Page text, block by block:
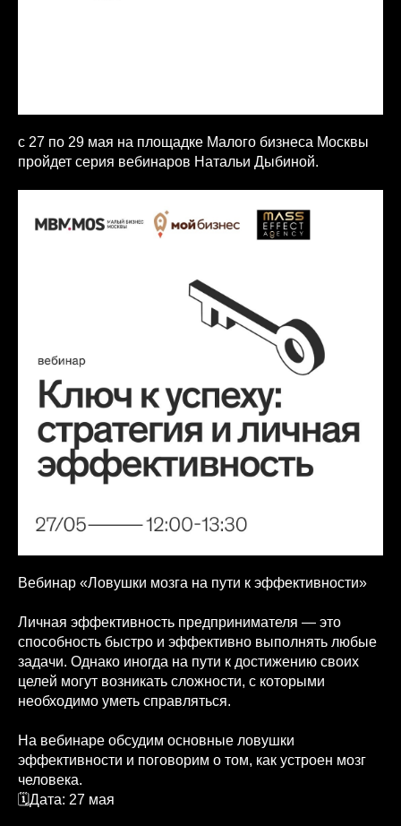
с 27 по 29 мая на площадке Малого бизнеса Москвы
пройдет серия вебинаров Натальи Дыбиной.
Вебинар «Ловушки мозга на пути к эффективности»
Личная эффективность предпринимателя — это
способность быстро и эффективно выполнять любые
задачи. Однако иногда на пути к достижению своих
целей могут возникать сложности, с которыми
необходимо уметь справляться.
На вебинаре обсудим основные ловушки
эффективности и поговорим о том, как устроен мозг
человека.
🗓Дата: 27 мая